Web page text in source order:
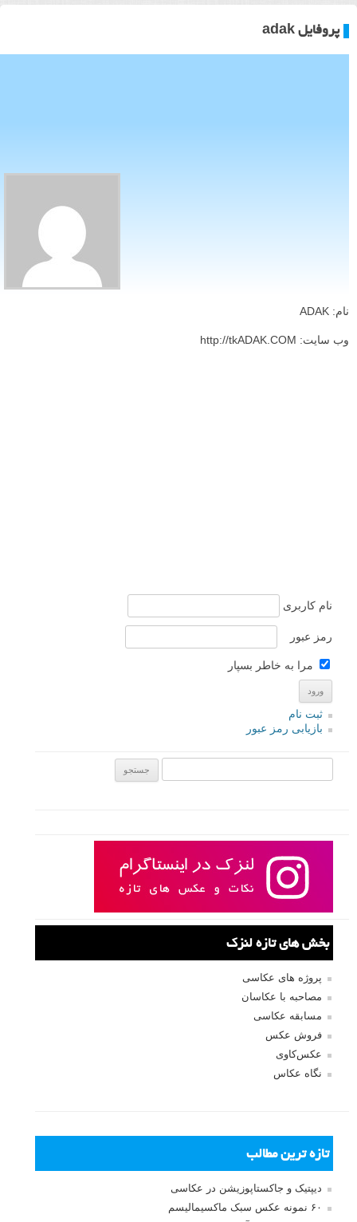
پروفایل adak
نام: ADAK
وب سایت: http://tkADAK.COM
نام کاربری
رمز عبور
مرا به خاطر بسپار
ثبت نام
بازیابی رمز عبور
بخش های تازه لنزک
پروژه های عکاسی
مصاحبه با عکاسان
مسابقه عکاسی
فروش عکس
عکس‌کاوی
نگاه عکاس
تازه ترین مطالب
دیپتیک و جاکستا‌پوزیشن در عکاسی
۶۰ نمونه عکس سبک ماکسیمالیسم